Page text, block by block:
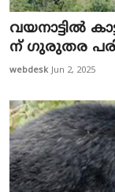
വ​യ​നാ​ട്ടി​ല്‍
ന് ഗു​രു​ത​ര
webdesk Jun 2, 2025